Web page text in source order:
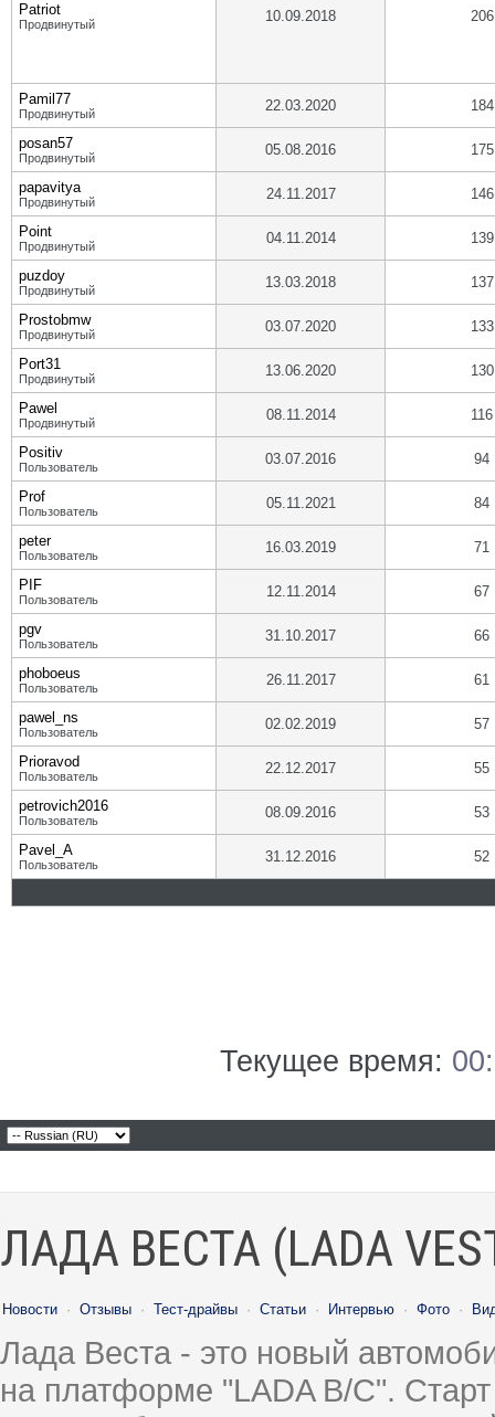
Patriot
Продвинутый 10.09.2018 206
Pamil77
Продвинутый 22.03.2020 184
posan57
Продвинутый 05.08.2016 175
papavitya
Продвинутый 24.11.2017 146
Point
Продвинутый 04.11.2014 139
puzdoy
Продвинутый 13.03.2018 137
Prostobmw
Продвинутый 03.07.2020 133
Port31
Продвинутый 13.06.2020 130
Pawel
Продвинутый 08.11.2014 116
Positiv
Пользователь 03.07.2016 94
Prof
Пользователь 05.11.2021 84
peter
Пользователь 16.03.2019 71
PIF
Пользователь 12.11.2014 67
pgv
Пользователь 31.10.2017 66
phoboeus
Пользователь 26.11.2017 61
pawel_ns
Пользователь 02.02.2019 57
Prioravod
Пользователь 22.12.2017 55
petrovich2016
Пользователь 08.09.2016 53
Pavel_A
Пользователь 31.12.2016 52
Текущее время:
ЛАДА ВЕСТА (LADA
Новости · Отзывы · Тест-драйвы · Статьи · Интервью · Фото ·
Лада Веста - это новый
на платформе "LADA B/C".